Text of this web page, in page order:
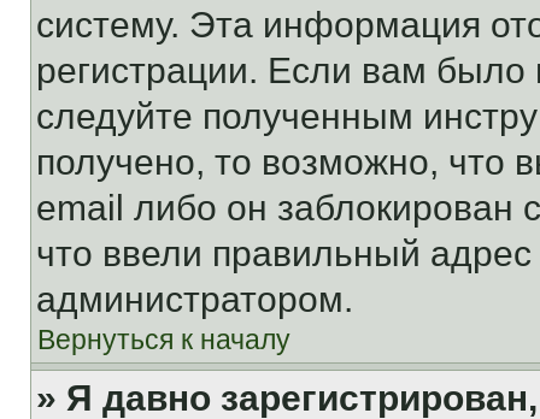
систему. Эта информация
регистрации. Если вам
следуйте полученным
получено, то возможно, что
email либо он
что ввели правильный адрес
администратором.
Вернуться к началу
» Я давно